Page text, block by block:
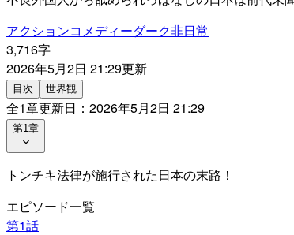
アクションコメディーダーク非日常
3,716字
2026年5月2日 21:29更新
目次 世界観
全1章更新日： 2026年5月2日 21:29
第1章
トンチキ法律が施行された日本の末路！
エピソード一覧
第1話